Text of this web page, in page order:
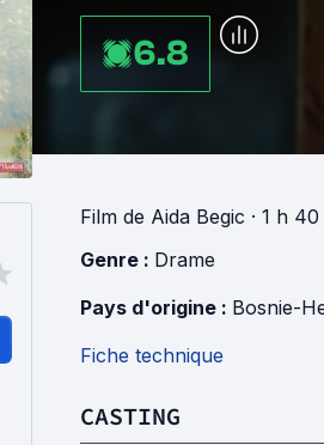
6.8
Film de Aida Begic · 1 h
Genre : Drame
Pays d'origine : Bosnie-
Fiche technique
CASTING